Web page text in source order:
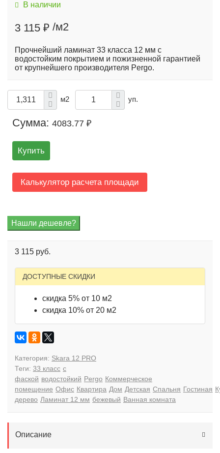
В наличии
3 115 ₽ /м2
Прочнейший ламинат 33 класса 12 мм с
водостойким покрытием и пожизненной гарантией
от крупнейшего производителя Pergo.
м2 уп.
Сумма: 4083.77 ₽
Купить
Калькулятор расчета площади
3 115 руб.
ДОСТУПНЫЕ СКИДКИ
скидка 5% от 10 м2
скидка 10% от 20 м2
Категория: Skara 12 PRO
Теги: 33 класс с
фаской водостойкий Pergo Коммерческое
помещение Офис Квартира Дом Детская Спальня Гостиная
дерево Ламинат 12 мм бежевый Ванная комната
Описание